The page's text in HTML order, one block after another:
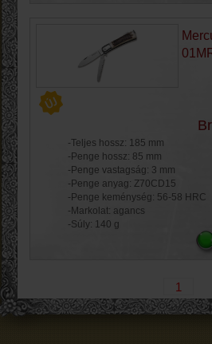
-Teljes hossz: 185 mm
-Penge hossz: 85 mm
-Penge vastagság: 3 mm
-Penge anyag: Z70CD15
-Penge keménység: 56-58 HRC
-Markolat: agancs
-Súly: 140 g
1